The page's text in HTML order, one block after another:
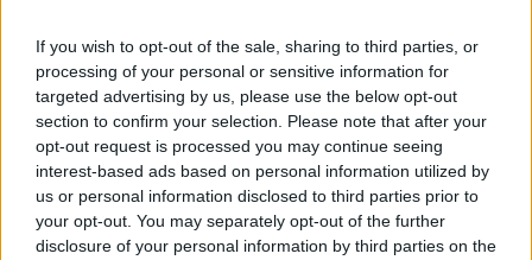
If you wish to opt-out of the sale, sharing to third parties, or
processing of your personal or sensitive information for
targeted advertising by us, please use the below opt-out
section to confirm your selection. Please note that after your
opt-out request is processed you may continue seeing
interest-based ads based on personal information utilized by
us or personal information disclosed to third parties prior to
your opt-out. You may separately opt-out of the further
disclosure of your personal information by third parties on the
Σοβαρό τροχαίο ατύχημα σημειώθηκε χθες
το βράδυ στην περιοχή τουΜενιδίου, όταν
αυτοκίνητο παρέσυρε τρίχρονο κοριτσάκι με
αποτέλεσμα να το τραυματίσει.
Το χρονικό